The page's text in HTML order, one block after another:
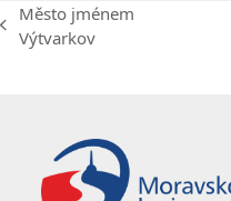
previous
Město jménem
Výtvarkov